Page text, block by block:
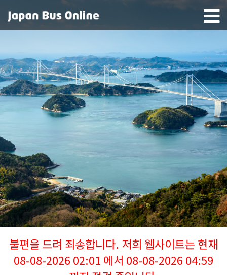
불편을 드려 죄송합니다. 저희 웹사이트는 현재
08-08-2026 02:01 에서 08-08-2026 04:59